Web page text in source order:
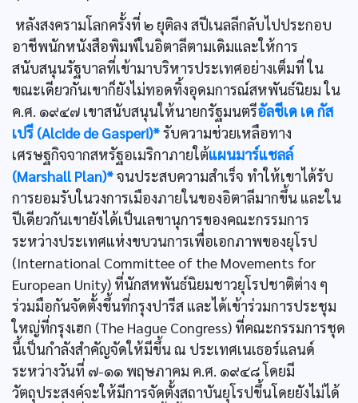
หลังสงครามโลกครั้งที่ ๒ ยุติลง สปีเนลลีกลับไปประกอบ
อาชีพนักหนังสือพิมพ์ในอิตาลีตามเดิมและให้การ
สนับสนุนรัฐบาลที่เข้ามาบริหารประเทศอย่างเต็มที่ ใน
ขณะเดียวกันเขาก็ยังไม่ทอดทิ้งอุดมการณ์สหพันธ์นิยม ใน
ค.ศ. ๑๙๔๗ เขาสนับสนุนให้นายกรัฐมนตรีอัลชีเด เด กัส
เปรี (Alcide de Gasperi)*รับความช่วยเหลือทาง
เศรษฐกิจจากสหรัฐอเมริกาภายใต้แผนมาร์แชลล์
(Marshall Plan)*จนประสบความสำเร็จ ทำให้เขาได้รับ
การยอมรับในวงการเมืองภายในของอิตาลีมากขึ้น และใน
ปีเดียวกันเขายังได้เป็นเลขานุการของคณะกรรมการ
ระหว่างประเทศแห่งขบวนการเพื่อเอกภาพของยุโรป
(International Committee of the Movements for
European Unity) ที่นักสหพันธ์นิยมชาวยุโรปชาติต่าง ๆ
ร่วมมือกันจัดตั้งขึ้นที่กรุงปารีส และได้เข้าร่วมการประชุม
ใหญ่ที่กรุงเฮก (The Hague Congress) ที่คณะกรรมการชุด
นี้เป็นกำลังสำคัญจัดให้มีขึ้น ณ ประเทศเนเธอร์แลนด์
ระหว่างวันที่ ๗-๑๑ พฤษภาคม ค.ศ. ๑๙๔๘ โดยมี
วัตถุประสงค์จะให้มีการจัดตั้งสถาบันยุโรปขึ้นโดยยังไม่ได้